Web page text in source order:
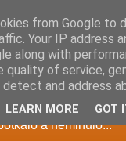
a neminulo...
from Google to
Your IP address
along with
quality of service,
and address
LEARN MORE GOT